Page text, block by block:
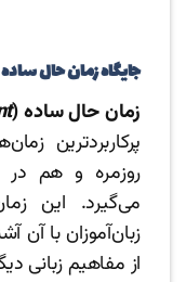
جایگاه زمان حال ساده
زمان حال ساده (
پرکاربردترین
روزمره و هم در
می‌گیرد. این
زبان‌آموزان با
از مفاهیم زبانی